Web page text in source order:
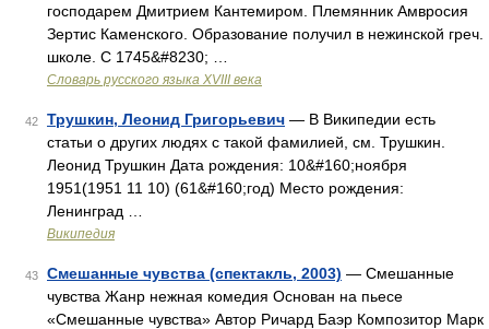
господарем Дмитрием Кантемиром. Племянник Амвросия
Зертис Каменского. Образование получил в нежинской греч.
школе. С 1745&#8230; …
Словарь русского языка XVIII века
42 Трушкин, Леонид Григорьевич — В Википедии есть
статьи о других людях с такой фамилией, см. Трушкин.
Леонид Трушкин Дата рождения: 10&#160;ноября
1951(1951 11 10) (61&#160;год) Место рождения:
Ленинград …
Википедия
43 Смешанные чувства (спектакль, 2003) — Смешанные
чувства Жанр нежная комедия Основан на пьесе
«Смешанные чувства» Автор Ричард Баэр Композитор Марк